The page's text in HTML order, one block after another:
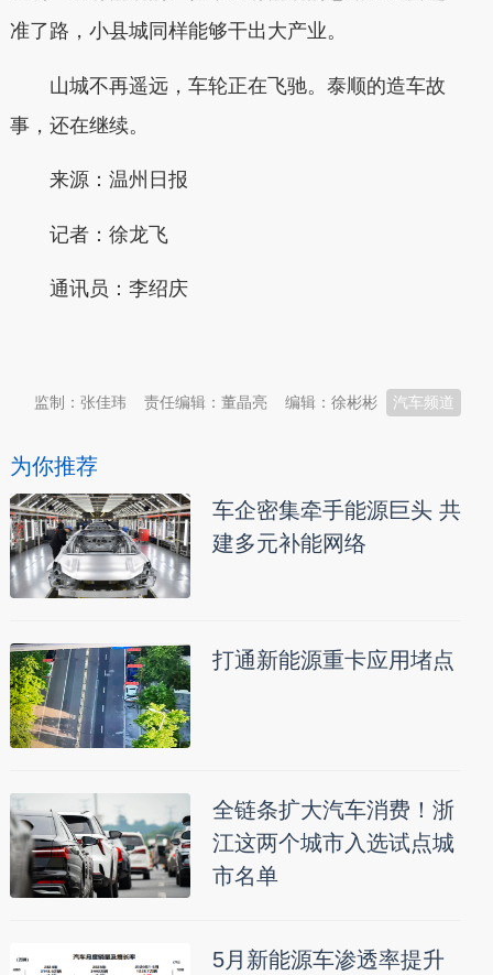
准了路，小县城同样能够干出大产业。
山城不再遥远，车轮正在飞驰。泰顺的造车故
事，还在继续。
来源： 温州日报
记者： 徐龙飞
通讯员 ： 李绍庆
汽车频道
编辑：徐彬彬
责任编辑：董晶亮
监制：张佳玮
为你推荐
车企密集牵手能源巨头 共
建多元补能网络
打通新能源重卡应用堵点
全链条扩大汽车消费！浙
江这两个城市入选试点城
市名单
5月新能源车渗透率提升